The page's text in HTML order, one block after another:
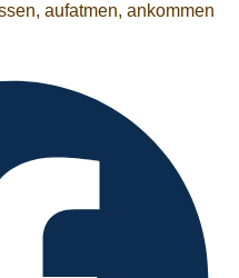
aufatmen, ankommen